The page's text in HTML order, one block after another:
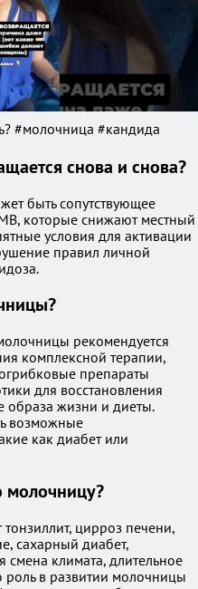
#молочница #кандида
снова и снова?
быть сопутствующее
которые снижают местный
условия для активации
правил личной
рекомендуется
комплексной терапии,
препараты
для восстановления
образа жизни и диеты.
возможные
как диабет или
молочницу?
цирроз печени,
сахарный диабет,
смена климата, длительное
в развитии молочницы